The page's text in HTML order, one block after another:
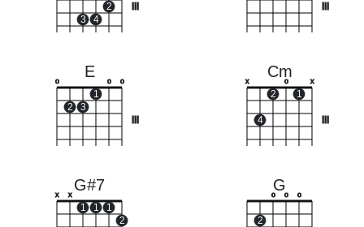
3 4
2
E
o
2 3
1
o o
Cm
x
4
2
o
1
x
G#7
x x
1 1
1
2
G
2
o o o